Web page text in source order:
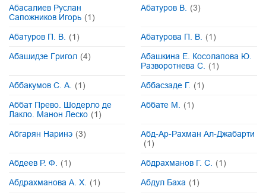
Абасалиев Руслан
Сапожников Игорь (1)
Абатуров В. (3)
Абатуров П. В. (1) Абатурова П. В. (1)
Абашидзе Григол (4)
Абашкина Е. Косолапова Ю.
Разворотнева С.
(1)
Аббакумов С. А. (1) Аббасзаде Г. (1)
Аббат Прево. Шодерло де
Лакло. Манон Леско (1)
Аббате М. (1)
Абгарян Наринэ (3)
Абд-Ар-Рахман Ал-Джабарти
(1)
Абдеев Р. Ф. (1) Абдрахманов Г. С. (1)
Абдрахманова А. Х. (1) Абдул Баха (1)